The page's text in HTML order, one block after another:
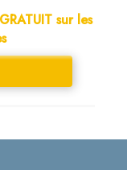
sur les